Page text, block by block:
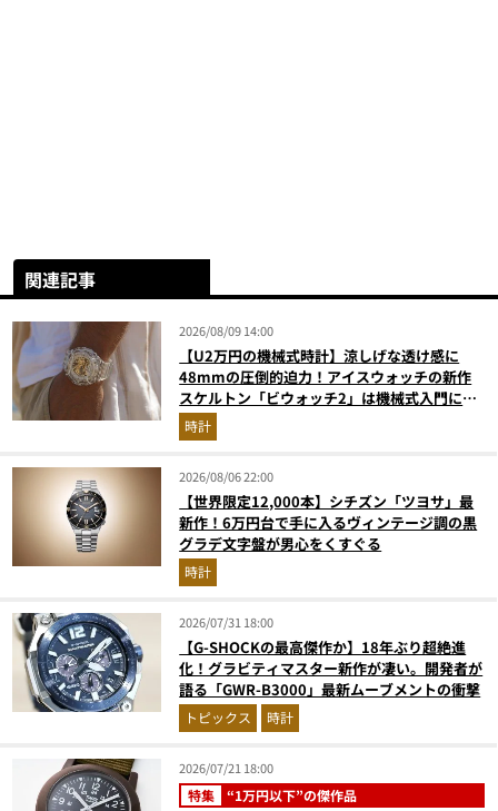
関連記事
2026/08/09 14:00
【U2万円の機械式時計】涼しげな透け感に
48mmの圧倒的迫力！アイスウォッチの新作
スケルトン「ビウォッチ2」は機械式入門にも
最適な一本
時計
2026/08/06 22:00
【世界限定12,000本】シチズン「ツヨサ」最
新作！6万円台で手に入るヴィンテージ調の黒
グラデ文字盤が男心をくすぐる
時計
2026/07/31 18:00
【G-SHOCKの最高傑作か】18年ぶり超絶進
化！グラビティマスター新作が凄い。開発者が
語る「GWR-B3000」最新ムーブメントの衝撃
トピックス 時計
2026/07/21 18:00
特集 “1万円以下”の傑作品